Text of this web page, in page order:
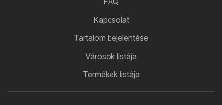
Kapcsolat
Tartalom bejelentése
Városok listája
Termékek listája